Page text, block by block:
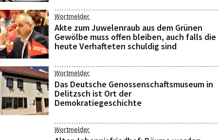
Wortmelder
Akte zum Juwelenraub aus dem Grünen
Gewölbe muss offen bleiben, auch falls die
heute Verhafteten schuldig sind
Wortmelder
Das Deutsche Genossenschaftsmuseum in
Delitzsch ist Ort der
Demokratiegeschichte
Wortmelder